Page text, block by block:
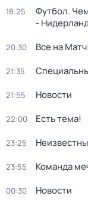
18:25
Футбол.
-
20:30 Все на
21:35
21:55 Новости
22:00 Есть тема!
23:25
23:55 Команда
00:30 Новости